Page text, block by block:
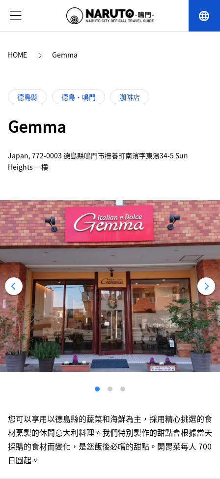
language
HOME Gemma
德島縣 德島・鳴門 咖啡店
Gemma
Japan, 772-0003 德島縣鳴門市撫養町南濱字東濱34-5 Sun
Heights 一樓
您可以享用以德島縣的蔬菜和海鮮為主，採用精心挑選的食
材烹製的休閒意大利料理。我們特別製作的甜點會根據當天
採購的食材而變化，是您飯後必嚐的甜點。開胃菜每人 700
日圓起。